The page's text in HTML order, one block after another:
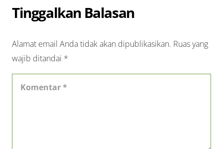
Tinggalkan Balasan
Alamat email Anda tidak akan dipublikasikan. Ruas yang
wajib ditandai *